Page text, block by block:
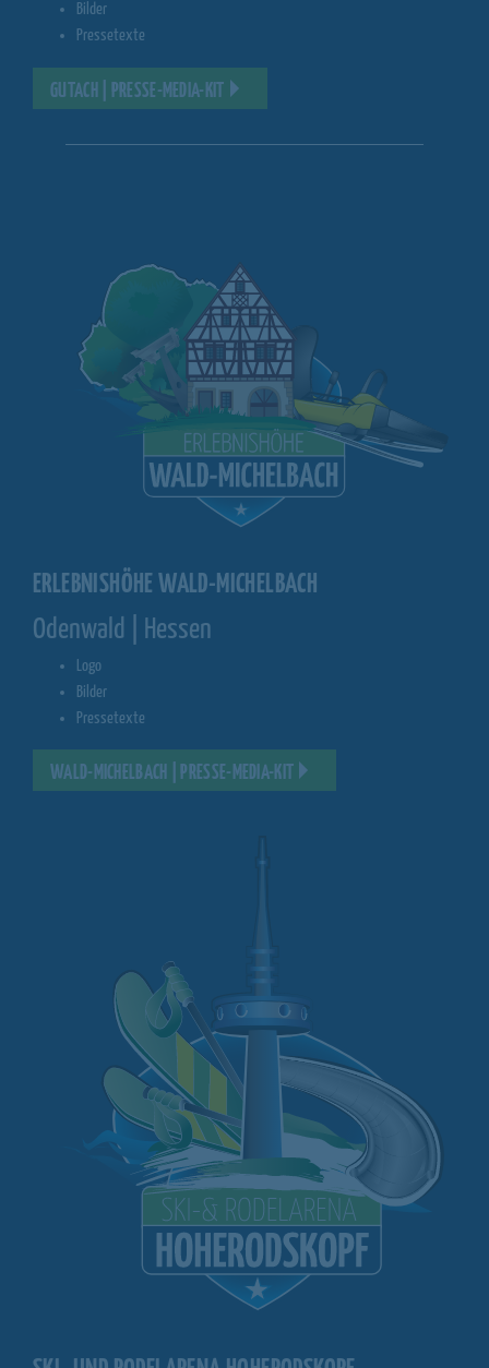
Bilder
Pressetexte
GUTACH | PRESSE-MEDIA-KIT
ERLEBNISHÖHE WALD-MICHELBACH
Odenwald | Hessen
Logo
Bilder
Pressetexte
WALD-MICHELBACH | PRESSE-MEDIA-KIT